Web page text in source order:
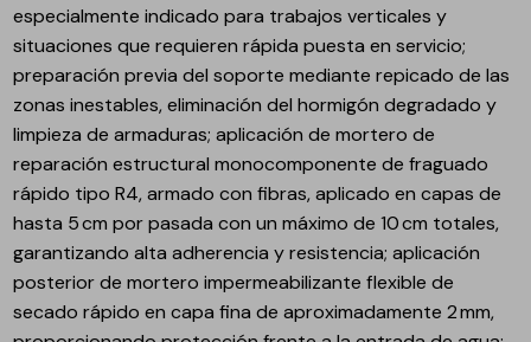
especialmente indicado para trabajos verticales y
situaciones que requieren rápida puesta en servicio;
preparación previa del soporte mediante repicado de las
zonas inestables, eliminación del hormigón degradado y
limpieza de armaduras; aplicación de mortero de
reparación estructural monocomponente de fraguado
rápido tipo R4, armado con fibras, aplicado en capas de
hasta 5 cm por pasada con un máximo de 10 cm totales,
garantizando alta adherencia y resistencia; aplicación
posterior de mortero impermeabilizante flexible de
secado rápido en capa fina de aproximadamente 2 mm,